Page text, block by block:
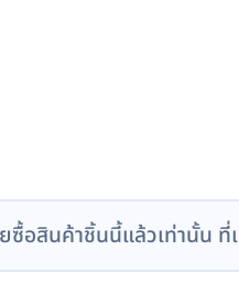
ยซื้อสินค้าชิ้นนี้แล้วเท่านั้น